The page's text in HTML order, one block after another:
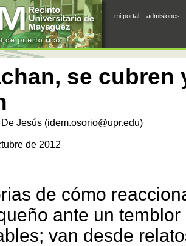
mi portal admisiones
se cubren
De Jesús (idem.osorio@upr.edu)
de 2012
de cómo
ante un temblor
van desde